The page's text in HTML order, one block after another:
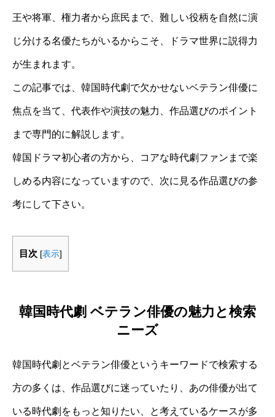
王や将軍、権力者から庶民まで、難しい役柄を自然に演
じ分ける名優たちがいるからこそ、ドラマ世界に説得力
が生まれます。
この記事では、韓国時代劇で欠かせないベテラン俳優に
焦点を当て、代表作や演技の魅力、作品選びのポイント
まで専門的に解説します。
韓国ドラマ初心者の方から、コアな時代劇ファンまで楽
しめる内容になっていますので、次に見る作品選びの参
考にして下さい。
目次 [表示]
韓国時代劇 ベテラン俳優の魅力と検索
ニーズ
韓国時代劇とベテラン俳優というキーワードで検索する
方の多くは、作品選びに迷っていたり、あの俳優が出て
いる時代劇をもっと知りたい、と考えているケースが多